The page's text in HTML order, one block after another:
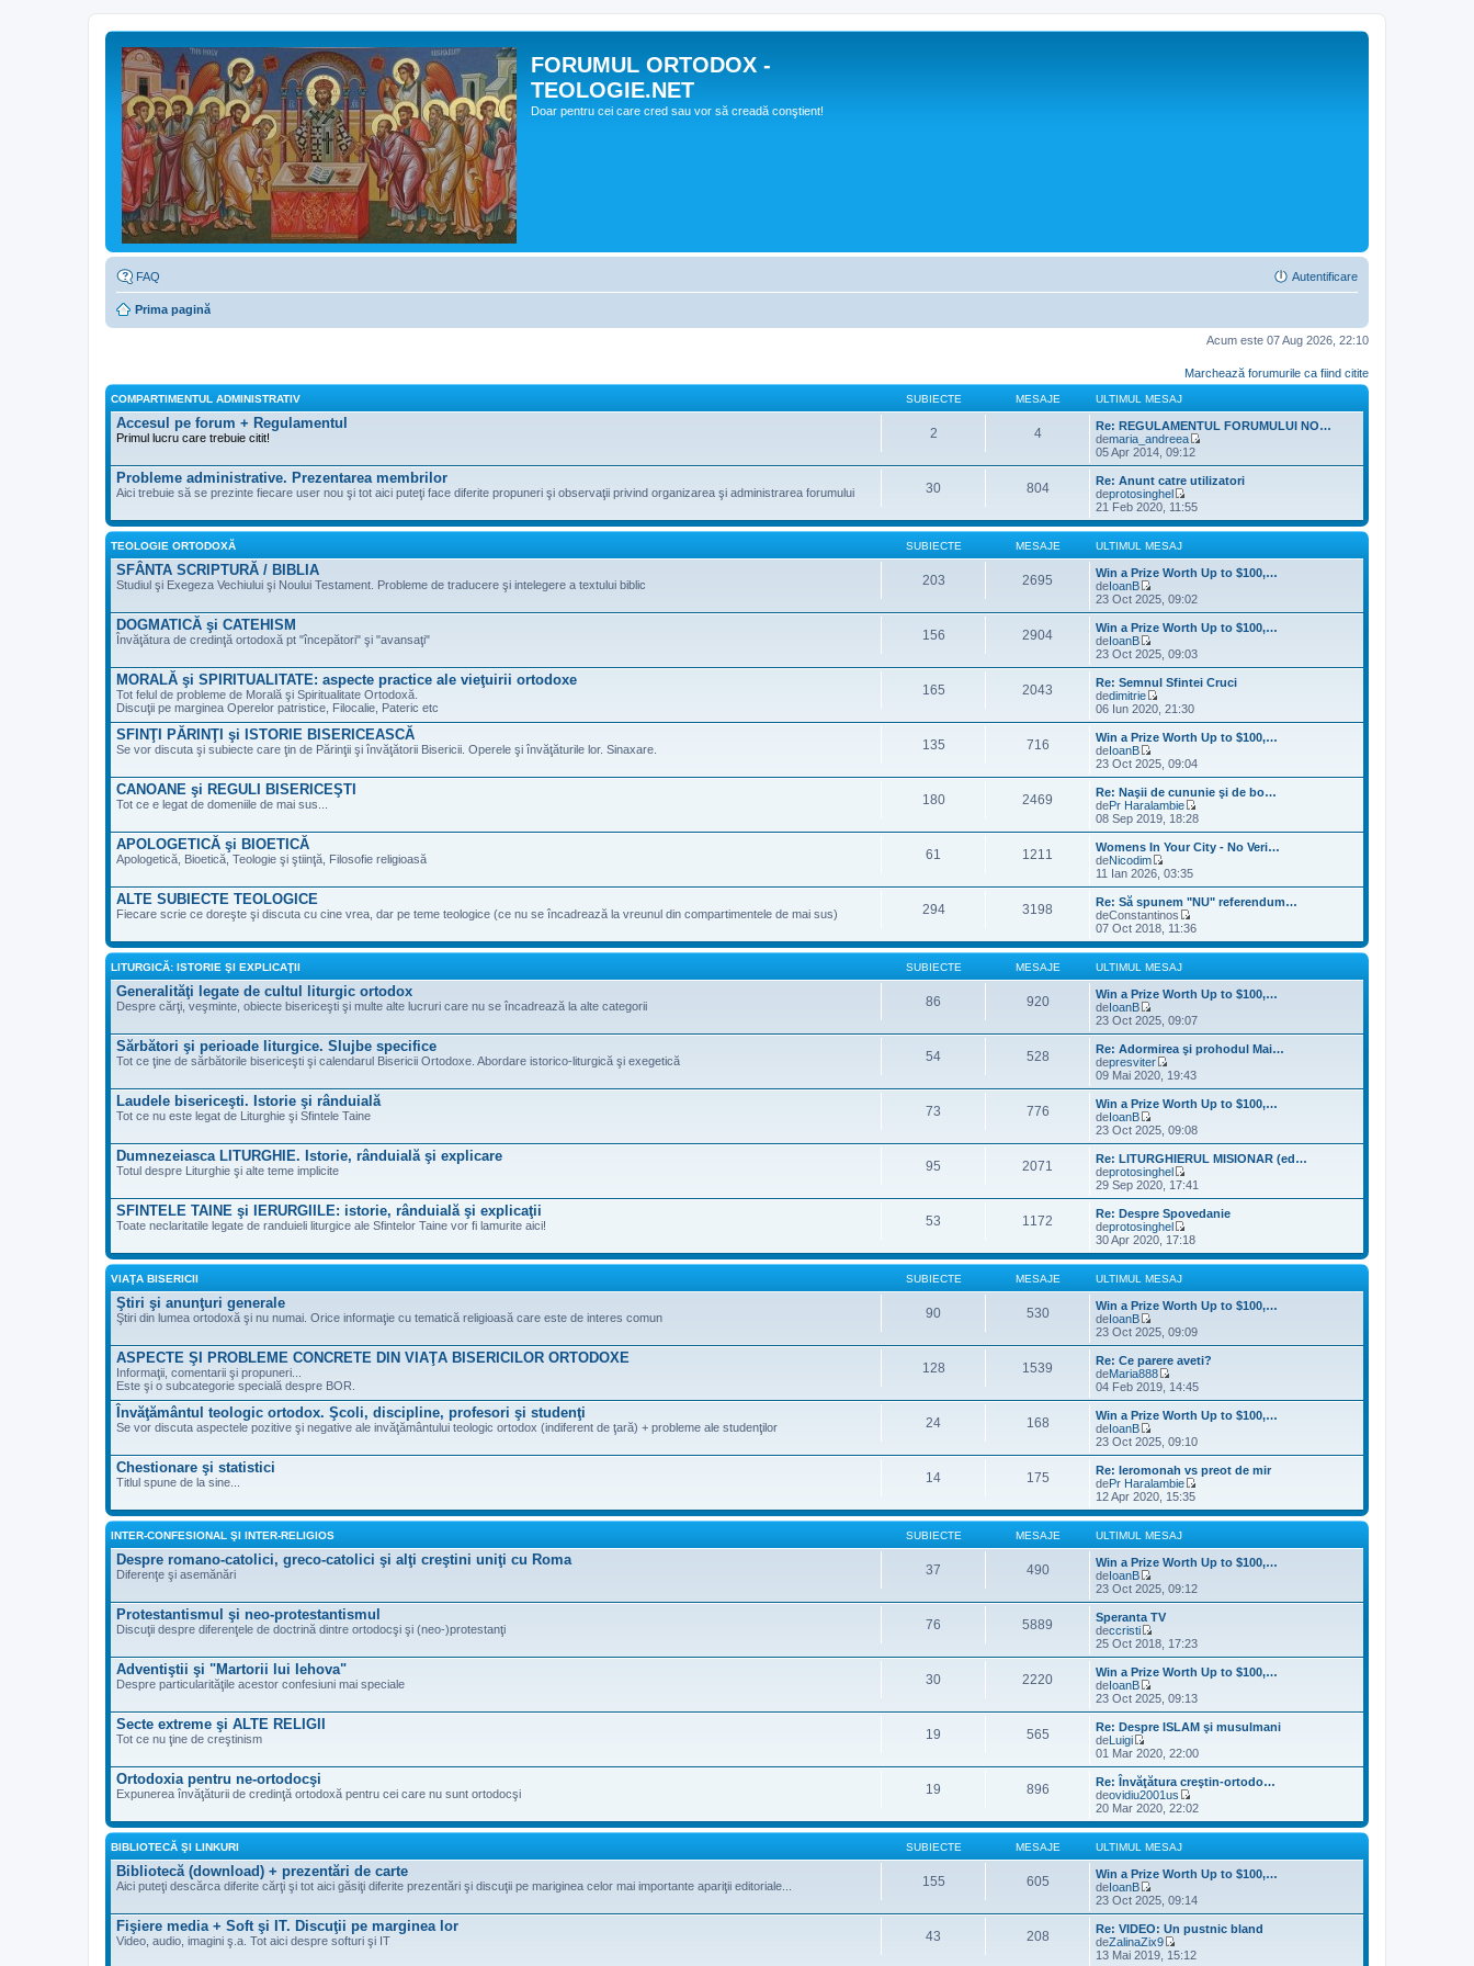
FORUMUL ORTODOX -
TEOLOGIE.NET
Doar pentru cei care cred sau vor să creadă conştient!
FAQ Autentificare
Prima pagină
Acum este 07 Aug 2026, 22:10
Marchează forumurile ca fiind citite
COMPARTIMENTUL ADMINISTRATIV SUBIECTE MESAJE ULTIMUL MESAJ
Accesul pe forum + Regulamentul
Primul lucru care trebuie citit! 2 4
Re: REGULAMENTUL FORUMULUI NO…
demaria_andreea
e
z
i
t
u
l
s
a
05 Apr 2014, 09:12
Probleme administrative. Prezentarea membrilor
Aici trebuie să se prezinte fiecare user nou şi tot aici puteţi face diferite propuneri şi observaţii privind organizarea şi administrarea forumului 30 804
Re: Anunt catre utilizatori
deprotosinghel
V
e
z
u
l
i
m
u
l
m
e
a
j
21 Feb 2020, 11:55
TEOLOGIE ORTODOXĂ SUBIECTE MESAJE ULTIMUL MESAJ
SFÂNTA SCRIPTURĂ / BIBLIA
Studiul şi Exegeza Vechiului şi Noului Testament. Probleme de traducere şi intelegere a textului biblic 203 2695
Win a Prize Worth Up to $100,…
deIoanB
V
e
z
i
u
l
i
m
u
m
s
a
j
23 Oct 2025, 09:02
DOGMATICĂ şi CATEHISM
Învăţătura de credinţă ortodoxă pt "începători" şi "avansaţi" 156 2904
Win a Prize Worth Up to $100,…
deIoanB
V
e
z
i
u
l
i
m
u
m
e
s
a
j
23 Oct 2025, 09:03
MORALĂ şi SPIRITUALITATE: aspecte practice ale vieţuirii ortodoxe
Tot felul de probleme de Morală şi Spiritualitate Ortodoxă.
Discuţii pe marginea Operelor patristice, Filocalie, Pateric etc
165 2043
Re: Semnul Sfintei Cruci
dedimitrie
V
e
z
u
l
i
m
u
m
e
s
a
j
06 Iun 2020, 21:30
SFINŢI PĂRINŢI şi ISTORIE BISERICEASCĂ
Se vor discuta şi subiecte care ţin de Părinţii şi învăţătorii Bisericii. Operele şi învăţăturile lor. Sinaxare. 135 716
Win a Prize Worth Up to $100,…
deIoanB
V
e
z
i
u
l
t
i
m
u
m
e
s
a
23 Oct 2025, 09:04
CANOANE şi REGULI BISERICEŞTI
Tot ce e legat de domeniile de mai sus... 180 2469
Re: Naşii de cununie şi de bo…
dePr Haralambie
V
e
z
i
t
i
l
s
a
j
08 Sep 2019, 18:28
APOLOGETICĂ şi BIOETICĂ
Apologetică, Bioetică, Teologie şi ştiinţă, Filosofie religioasă 61 1211
Womens In Your City - No Veri…
deNicodim
V
e
z
i
u
t
i
u
l
m
e
a
j
11 Ian 2026, 03:35
ALTE SUBIECTE TEOLOGICE
Fiecare scrie ce doreşte şi discuta cu cine vrea, dar pe teme teologice (ce nu se încadrează la vreunul din compartimentele de mai sus) 294 3198
Re: Să spunem "NU" referendum…
deConstantinos
V
e
z
u
l
i
m
u
l
m
e
s
a
j
07 Oct 2018, 11:36
LITURGICĂ: ISTORIE ŞI EXPLICAŢII SUBIECTE MESAJE ULTIMUL MESAJ
Generalităţi legate de cultul liturgic ortodox
Despre cărţi, veşminte, obiecte bisericeşti şi multe alte lucruri care nu se încadrează la alte categorii 86 920
Win a Prize Worth Up to $100,…
deIoanB
V
e
z
i
u
l
i
m
u
m
e
s
a
j
23 Oct 2025, 09:07
Sărbători şi perioade liturgice. Slujbe specifice
Tot ce ţine de sărbătorile bisericeşti şi calendarul Bisericii Ortodoxe. Abordare istorico-liturgică şi exegetică 54 528
Re: Adormirea şi prohodul Mai…
depresviter
V
e
z
i
u
l
t
m
u
m
e
s
a
09 Mai 2020, 19:43
Laudele bisericeşti. Istorie şi rânduială
Tot ce nu este legat de Liturghie şi Sfintele Taine 73 776
Win a Prize Worth Up to $100,…
deIoanB
V
e
z
i
u
l
i
m
u
l
m
e
a
j
23 Oct 2025, 09:08
Dumnezeiasca LITURGHIE. Istorie, rânduială şi explicare
Totul despre Liturghie şi alte teme implicite 95 2071
Re: LITURGHIERUL MISIONAR (ed…
deprotosinghel
V
e
z
u
l
t
u
l
m
e
a
29 Sep 2020, 17:41
SFINTELE TAINE şi IERURGIILE: istorie, rânduială şi explicaţii
Toate neclaritatile legate de randuieli liturgice ale Sfintelor Taine vor fi lamurite aici! 53 1172
Re: Despre Spovedanie
deprotosinghel
V
e
z
u
l
i
m
u
l
m
e
s
a
j
30 Apr 2020, 17:18
VIAŢA BISERICII SUBIECTE MESAJE ULTIMUL MESAJ
Ştiri şi anunţuri generale
Ştiri din lumea ortodoxă şi nu numai. Orice informaţie cu tematică religioasă care este de interes comun 90 530
Win a Prize Worth Up to $100,…
deIoanB
V
e
z
i
u
l
i
m
u
m
e
s
a
23 Oct 2025, 09:09
ASPECTE ŞI PROBLEME CONCRETE DIN VIAŢA BISERICILOR ORTODOXE
Informaţii, comentarii şi propuneri...
Este şi o subcategorie specială despre BOR.
128 1539
Re: Ce parere aveti?
deMaria888
V
e
z
i
u
l
i
m
u
l
m
e
s
a
j
04 Feb 2019, 14:45
Învăţământul teologic ortodox. Şcoli, discipline, profesori şi studenţi
Se vor discuta aspectele pozitive şi negative ale invăţământului teologic ortodox (indiferent de ţară) + probleme ale studenţilor 24 168
Win a Prize Worth Up to $100,…
deIoanB
V
e
z
i
u
l
t
i
u
l
m
e
s
a
j
23 Oct 2025, 09:10
Chestionare şi statistici
Titlul spune de la sine... 14 175
Re: Ieromonah vs preot de mir
dePr Haralambie
e
z
u
i
m
m
s
a
12 Apr 2020, 15:35
INTER-CONFESIONAL ŞI INTER-RELIGIOS SUBIECTE MESAJE ULTIMUL MESAJ
Despre romano-catolici, greco-catolici şi alţi creştini uniţi cu Roma
Diferenţe şi asemănări 37 490
Win a Prize Worth Up to $100,…
deIoanB
V
e
z
i
u
l
i
m
u
m
s
a
j
23 Oct 2025, 09:12
Protestantismul şi neo-protestantismul
Discuţii despre diferenţele de doctrină dintre ortodocşi şi (neo-)protestanţi 76 5889
Speranta TV
deccristi
V
e
z
i
u
l
i
m
u
m
e
s
a
25 Oct 2018, 17:23
Adventiştii şi "Martorii lui Iehova"
Despre particularităţile acestor confesiuni mai speciale 30 2220
Win a Prize Worth Up to $100,…
deIoanB
V
e
z
u
l
t
i
m
u
l
m
e
a
j
23 Oct 2025, 09:13
Secte extreme şi ALTE RELIGII
Tot ce nu ţine de creştinism 19 565
Re: Despre ISLAM şi musulmani
deLuigi
V
e
z
i
u
l
t
i
u
l
m
e
s
a
j
01 Mar 2020, 22:00
Ortodoxia pentru ne-ortodocşi
Expunerea învăţăturii de credinţă ortodoxă pentru cei care nu sunt ortodocşi 19 896
Re: Învăţătura creştin-ortodo…
deovidiu2001us
V
e
z
u
l
i
m
u
l
m
e
20 Mar 2020, 22:02
BIBLIOTECĂ ŞI LINKURI SUBIECTE MESAJE ULTIMUL MESAJ
Bibliotecă (download) + prezentări de carte
Aici puteţi descărca diferite cărţi şi tot aici găsiţi diferite prezentări şi discuţii pe mariginea celor mai importante apariţii editoriale... 155 605
Win a Prize Worth Up to $100,…
deIoanB
V
e
z
i
u
l
23 Oct 2025, 09:14
Fişiere media + Soft şi IT. Discuţii pe marginea lor
Video, audio, imagini ş.a. Tot aici despre softuri şi IT 43 208
Re: VIDEO: Un pustnic bland
deZalinaZix9
V
13 Mai 2019, 15:12